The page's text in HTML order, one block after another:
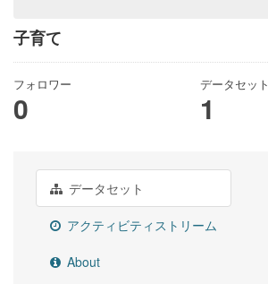
子育て
フォロワー
0
データセット
1
データセット
アクティビティストリーム
About